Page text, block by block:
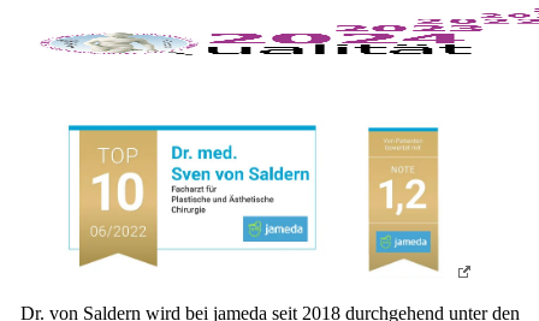
Dr. von Saldern wird bei jameda seit 2018 durchgehend unter den